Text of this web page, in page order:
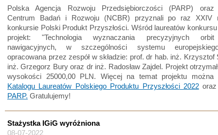
Polska Agencja Rozwoju Przedsiębiorczości (PARP) oraz
Centrum Badań i Rozwoju (NCBR) przyznali po raz XXIV
konkursie Polski Produkt Przyszłości. Wśród laureatów konkursu
projekt: "Technologia wyznaczania precyzyjnych
nawigacyjnych, w szczególności systemu
opracowana przez zespół w składzie: prof. dr hab. inż. Krzysztof
inż. Grzegorz Bury oraz dr inż. Radosław Zajdel. Projekt
wysokości 25000,00 PLN. Więcej na temat projektu można
Katalogu Laureatów Polskiego Produktu Przyszłości 2022oraz
PARP. Gratulujemy!
Stażystka IGiG wyróżniona
08-07-2022